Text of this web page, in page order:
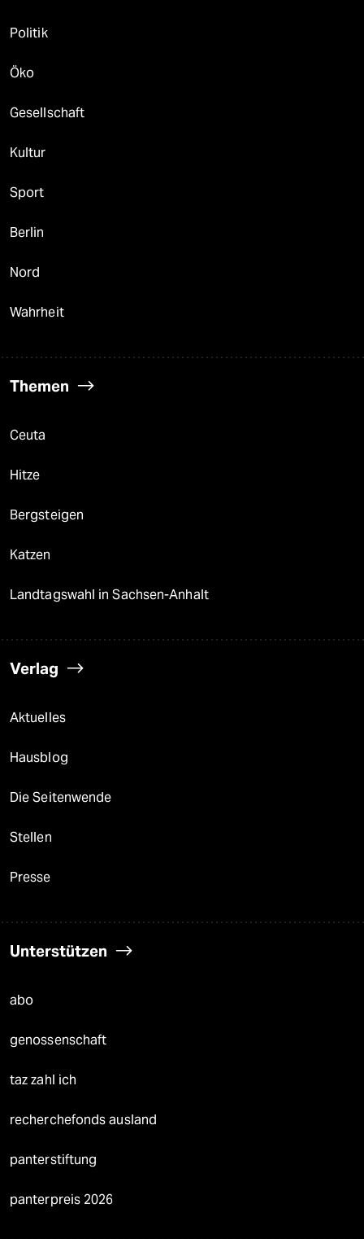
Politik
Öko
Gesellschaft
Kultur
Sport
Berlin
Nord
Wahrheit
Themen
Ceuta
Hitze
Bergsteigen
Katzen
Landtagswahl in Sachsen-Anhalt
Verlag
Aktuelles
Hausblog
Die Seitenwende
Stellen
Presse
Unterstützen
abo
genossenschaft
taz zahl ich
recherchefonds ausland
panterstiftung
panterpreis 2026